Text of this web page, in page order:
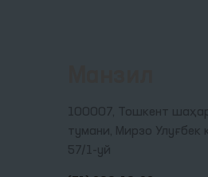
100007, Тошкент
тумани, Мирзо Улуғбек
57/1-уй